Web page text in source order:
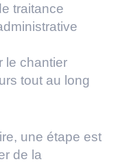
traitance
le chantier
tout au long
une étape est
de la